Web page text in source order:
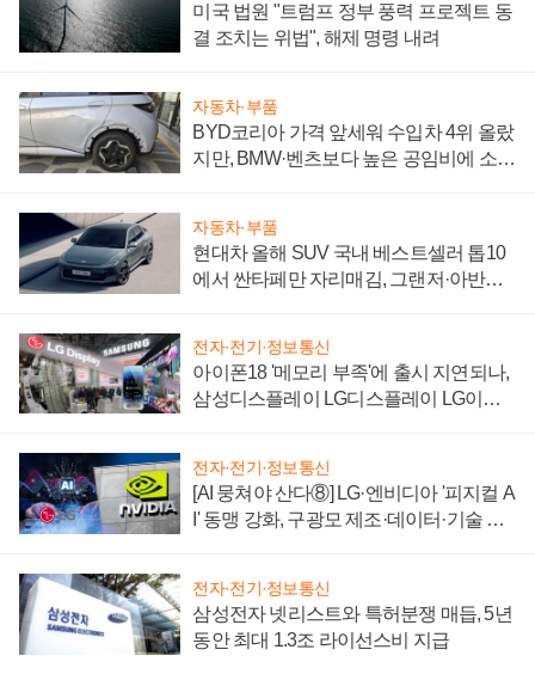
미국 법원 "트럼프 정부 풍력 프로젝트 동
결 조치는 위법", 해제 명령 내려
자동차·부품
BYD코리아 가격 앞세워 수입차 4위 올랐
지만, BMW·벤츠보다 높은 공임비에 소비
자동차·부품
현대차 올해 SUV 국내 베스트셀러 톱10
에서 싼타페만 자리매김, 그랜저·아반떼
전자·전기·정보통신
아이폰18 '메모리 부족'에 출시 지연되나,
삼성디스플레이 LG디스플레이 LG이노
전자·전기·정보통신
[AI 뭉쳐야 산다⑧] LG·엔비디아 '피지컬 A
I' 동맹 강화, 구광모 제조·데이터·기술 결
전자·전기·정보통신
삼성전자 넷리스트와 특허분쟁 매듭, 5년
동안 최대 1.3조 라이선스비 지급